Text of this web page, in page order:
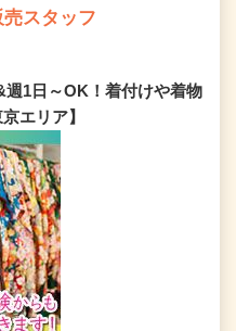
スタッフ
週1日～OK！着付けや着物
エリア】